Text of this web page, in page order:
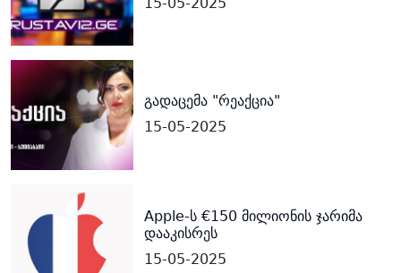
გადაცემა "რეაქცია"
15-05-2025
Apple-ს €150 მილიონის ჯარიმა
დააკისრეს
15-05-2025